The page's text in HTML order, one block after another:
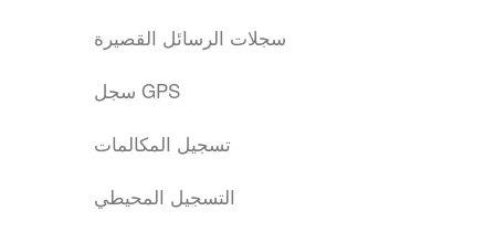
سجلات الرسائل القصيرة
سجل GPS
تسجيل المكالمات
التسجيل المحيطي